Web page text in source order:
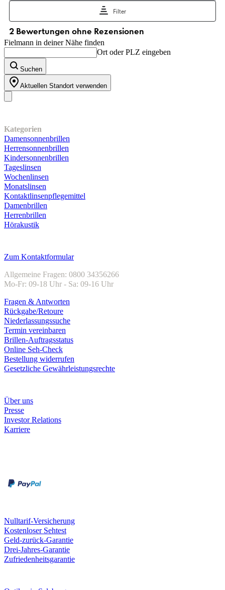
Fielmann in deiner Nähe finden
Ort oder PLZ eingeben
Suchen
Aktuellen Standort verwenden
Kategorien
Damensonnenbrillen
Herrensonnenbrillen
Kindersonnenbrillen
Tageslinsen
Wochenlinsen
Monatslinsen
Kontaktlinsenpflegemittel
Damenbrillen
Herrenbrillen
Hörakustik
Zum Kontaktformular
Allgemeine Fragen: 0800 34356266
Mo-Fr: 09-18 Uhr - Sa: 09-16 Uhr
Fragen & Antworten
Rückgabe/Retoure
Niederlassungssuche
Termin vereinbaren
Brillen-Auftragsstatus
Online Seh-Check
Bestellung widerrufen
Gesetzliche Gewährleistungsrechte
Über uns
Presse
Investor Relations
Karriere
Nulltarif-Versicherung
Kostenloser Sehtest
Geld-zurück-Garantie
Drei-Jahres-Garantie
Zufriedenheitsgarantie